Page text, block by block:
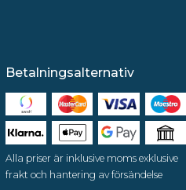
Betalningsalternativ
Alla priser är inklusive moms exklusive
frakt och hantering av försändelse